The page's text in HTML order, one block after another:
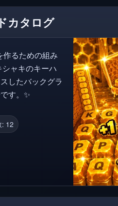
カタログ
ャキのキーハ
したバックグラ
す。✨
: 12